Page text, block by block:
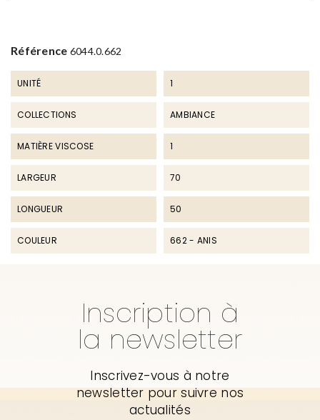
Référence 6044.0.662
UNITÉ
COLLECTIONS
MATIÈRE VISCOSE
LARGEUR
LONGUEUR
COULEUR
1
AMBIANCE
1
70
50
662 - ANIS
Inscription à
la newsletter
Inscrivez-vous à notre
newsletter pour suivre nos
actualités